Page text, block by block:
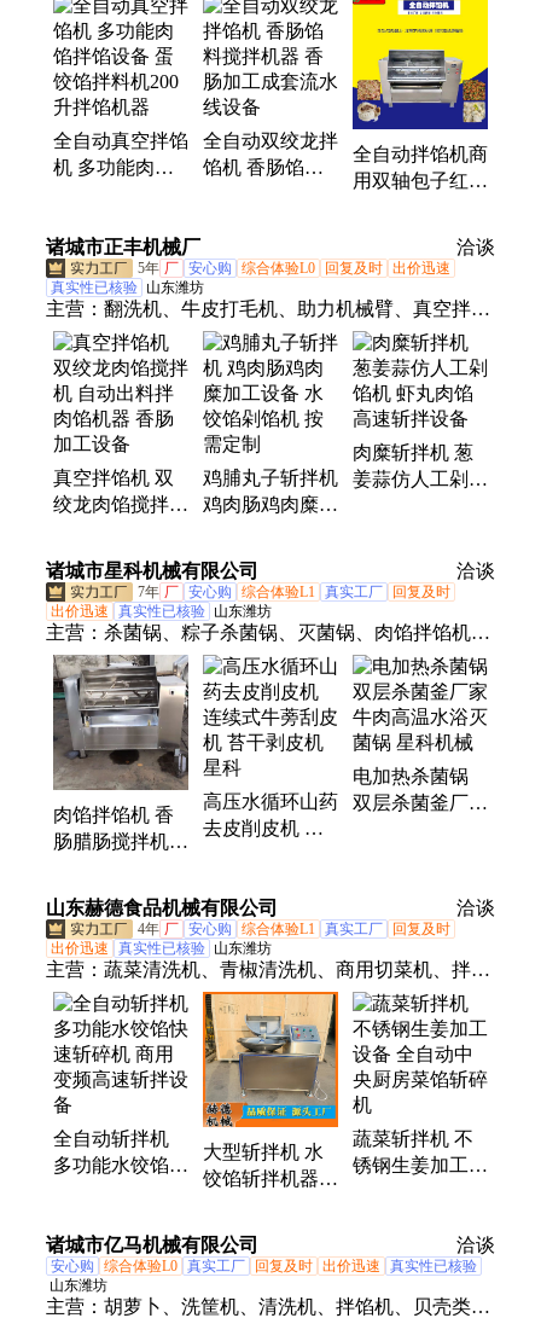
氏杀菌机、冻肉绞肉机、涡流清洗机、液压灌肠机、
油炸机、350切丁机、烟熏炉、夹层锅、打碎机、鱼
肉采肉机、砍排机、半自动行星炒锅、芋泥机、风干
机、立式反压杀菌锅、八角拌料机、水平切片机、全
自动洗筐机
全自动真空拌馅
机 多功能肉馅
拌馅机器
全自动双绞龙拌
馅机 香肠馅料
全自动拌馅机商
用双轴包子红肠
设备食品肉馅搅
拌机
诸城市正丰机械厂 洽谈
5年 厂 安心购 综合体验L0 回复及时 出价迅速
真实性已核验 山东潍坊
主营： 翻洗机、牛皮打毛机、助力机械臂、真空拌馅
机、羊蹄打毛机、毛辊清洗机、猪肠清洗设备、脱毛
流水线设备
真空拌馅机 双
绞龙肉馅搅拌机
机器 香肠加工
设备
鸡脯丸子斩拌机
鸡肉肠鸡肉糜加
剁馅机 按需定
制
肉糜斩拌机 葱
姜蒜仿人工剁馅
诸城市星科机械有限公司
洽谈
7年 厂 安心购 综合体验L1 真实工厂
回复及时
出价迅速
真实性已核验 山东潍坊
主营： 杀菌锅、粽子杀菌锅、灭菌锅、肉馅拌馅机、
杀菌釜、粽子加工流水线、鸡爪重量分选线、玉米加
工设备、海参加工设备、解冻流水线、清洗流水线、
解冻机、清洗机、高压蒸煮锅、蒸煮机和漂烫生产流
水线、粽叶清洗机、行星炒锅、夹层锅、预制菜加工
设备、洗筐机、煎蛋机和蛋饺机、肉类加工设备
肉馅拌馅机 香
肠腊肠搅拌机
科
高压水循环山药
去皮削皮机 连
电加热杀菌锅
双层杀菌釜厂家
山东赫德食品机械有限公司 洽谈
4年 厂 安心购 综合体验L1 真实工厂
回复及时
出价迅速
真实性已核验 山东潍坊
主营： 蔬菜清洗机、青椒清洗机、商用切菜机、拌馅
机、气泡清洗机、双头切菜机、山楂清洗设备、食堂
切菜机器、果蔬清洗设备、香菜清洗设备、油炸机、
淋浆机、切丝机
全自动斩拌机
多功能水饺馅快
备
大型斩拌机 水
饺馅斩拌机器
泥斩拌设备 支
持定制
蔬菜斩拌机 不
锈钢生姜加工设
诸城市亿马机械有限公司
洽谈
安心购 综合体验L0 真实工厂 回复及时 出价迅速
真实性已核验
山东潍坊
主营： 胡萝卜、洗筐机、清洗机、拌馅机、贝壳类、